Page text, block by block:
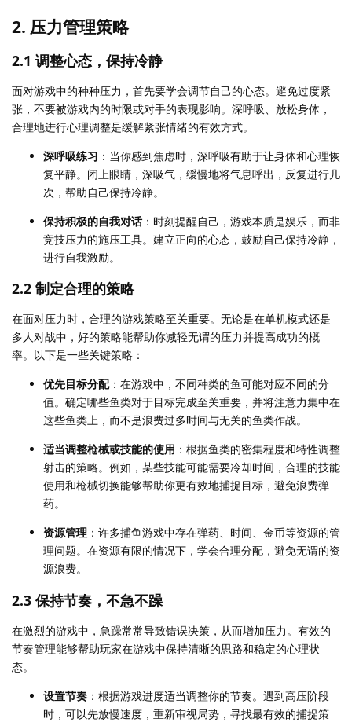
2. 压力管理策略
2.1 调整心态，保持冷静
面对游戏中的种种压力，首先要学会调节自己的心态。避免过度紧
张，不要被游戏内的时限或对手的表现影响。深呼吸、放松身体，
合理地进行心理调整是缓解紧张情绪的有效方式。
深呼吸练习 ：当你感到焦虑时，深呼吸有助于让身体和心理恢
复平静。闭上眼睛，深吸气，缓慢地将气息呼出，反复进行几
次，帮助自己保持冷静。
保持积极的自我对话：时刻提醒自己，游戏本质是娱乐，而非
竞技压力的施压工具。建立正向的心态，鼓励自己保持冷静，
进行自我激励。
2.2 制定合理的策略
在面对压力时，合理的游戏策略至关重要。无论是在单机模式还是
多人对战中，好的策略能帮助你减轻无谓的压力并提高成功的概
率。以下是一些关键策略：
优先目标分配：在游戏中，不同种类的鱼可能对应不同的分
值。确定哪些鱼类对于目标完成至关重要，并将注意力集中在
这些鱼类上，而不是浪费过多时间与无关的鱼类作战。
适当调整枪械或技能的使用 ：根据鱼类的密集程度和特性调整
射击的策略。例如，某些技能可能需要冷却时间，合理的技能
使用和枪械切换能够帮助你更有效地捕捉目标，避免浪费弹
药。
资源管理 ：许多捕鱼游戏中存在弹药、时间、金币等资源的管
理问题。在资源有限的情况下，学会合理分配，避免无谓的资
源浪费。
2.3 保持节奏，不急不躁
在激烈的游戏中，急躁常常导致错误决策，从而增加压力。有效的
节奏管理能够帮助玩家在游戏中保持清晰的思路和稳定的心理状
态。
设置节奏 ：根据游戏进度适当调整你的节奏。遇到高压阶段
时，可以先放慢速度，重新审视局势，寻找最有效的捕捉策